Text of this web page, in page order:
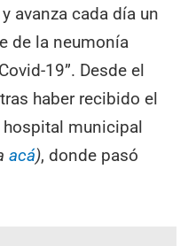
avanza cada día un
de la neumonía
19”. Desde el
haber recibido el
municipal
acá), donde pasó